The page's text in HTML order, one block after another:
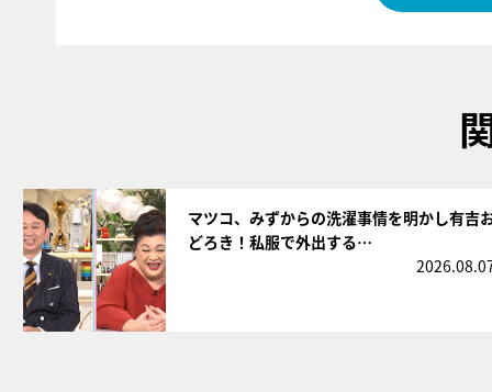
マツコ、みずからの洗濯事情を明かし有吉
どろき！私服で外出する…